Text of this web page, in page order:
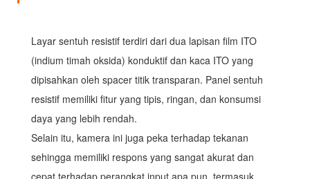
Layar sentuh resistif terdiri dari dua lapisan film ITO
(indium timah oksida) konduktif dan kaca ITO yang
dipisahkan oleh spacer titik transparan. Panel sentuh
resistif memiliki fitur yang tipis, ringan, dan konsumsi
daya yang lebih rendah.
Selain itu, kamera ini juga peka terhadap tekanan
sehingga memiliki respons yang sangat akurat dan
cepat terhadap perangkat input apa pun, termasuk